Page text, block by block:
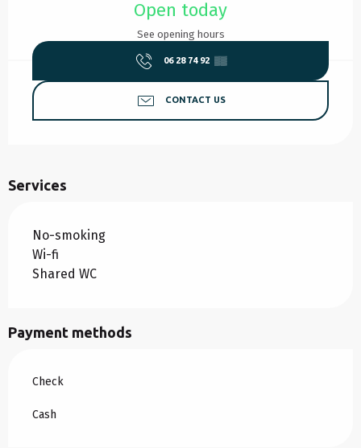
Open today
See opening hours
06 28 74 92 ▒▒
CONTACT US
Services
No-smoking
Wi-fi
Shared WC
Payment methods
Check
Cash